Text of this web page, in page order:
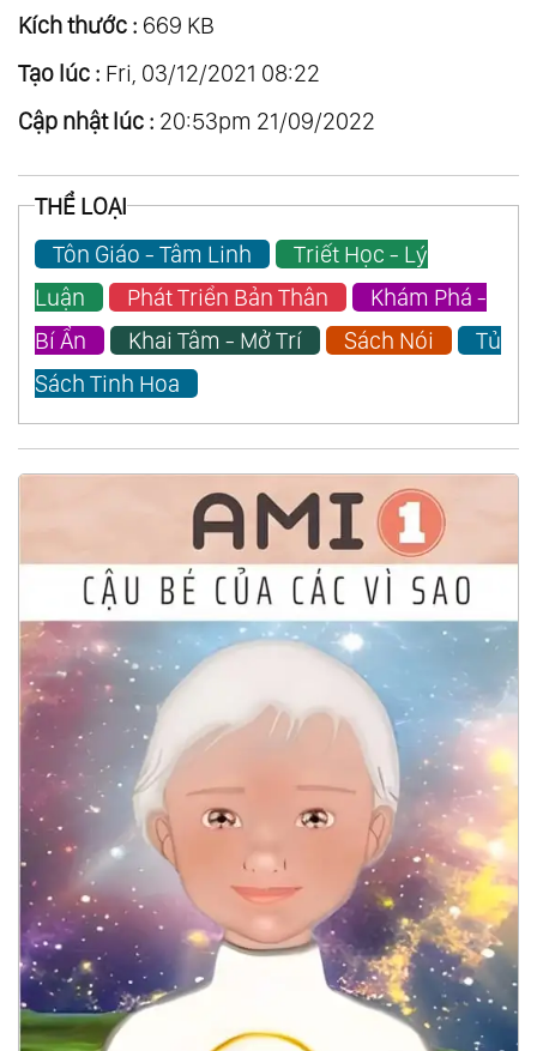
Kích thước : 669 KB
Tạo lúc : Fri, 03/12/2021 08:22
Cập nhật lúc : 20:53pm 21/09/2022
THỂ LOẠI
Tôn Giáo - Tâm Linh
Triết Học - Lý
Luận
Phát Triển Bản Thân
Khám Phá -
Bí Ẩn
Khai Tâm - Mở Trí Sách Nói
Tủ
Sách Tinh Hoa